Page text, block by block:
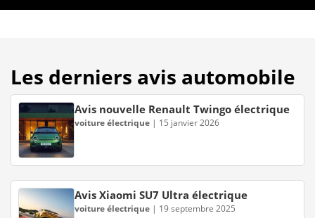
Les derniers avis automobile
Avis nouvelle Renault Twingo électrique
voiture électrique | 15 janvier 2026
Avis Xiaomi SU7 Ultra électrique
voiture électrique | 19 septembre 2025